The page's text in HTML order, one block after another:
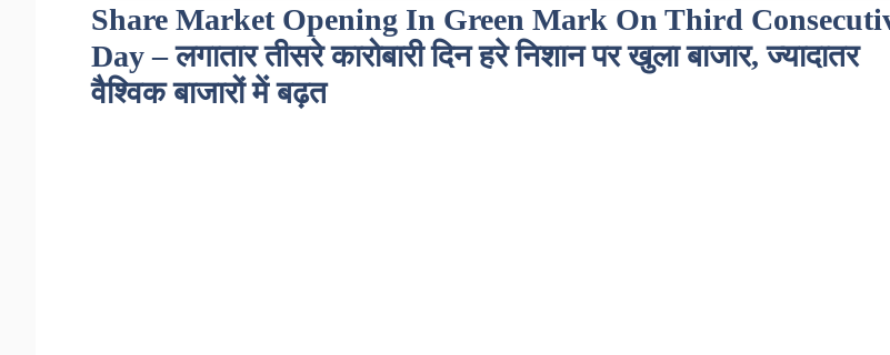
Share Market Opening In Green Mark On Third
Day – लगातार तीसरे कारोबारी दिन हरे निशान पर खुला बाजार, ज्यादातर
वैश्विक बाजारों में बढ़त